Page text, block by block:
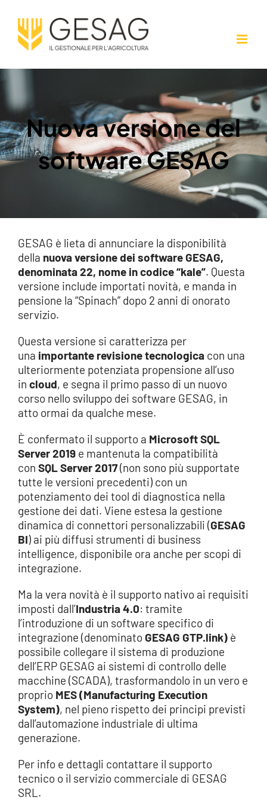
contenuto
Nuova versione del
software GESAG
GESAG è lieta di annunciare la disponibilità
della nuova versione dei software GESAG,
denominata 22, nome in codice “kale”. Questa
versione include importati novità, e manda in
pensione la “Spinach” dopo 2 anni di onorato
servizio.
Questa versione si caratterizza per
una importante revisione tecnologica con una
ulteriormente potenziata propensione all’uso
in cloud, e segna il primo passo di un nuovo
corso nello sviluppo dei software GESAG, in
atto ormai da qualche mese.
È confermato il supporto a Microsoft SQL
Server 2019 e mantenuta la compatibilità
con SQL Server 2017(non sono più supportate
tutte le versioni precedenti) con un
potenziamento dei tool di diagnostica nella
gestione dei dati. Viene estesa la gestione
dinamica di connettori personalizzabili (GESAG
BI) ai più diffusi strumenti di business
intelligence, disponibile ora anche per scopi di
integrazione.
Ma la vera novità è il supporto nativo ai requisiti
imposti dall’Industria 4.0: tramite
l’introduzione di un software specifico di
integrazione (denominatoGESAG GTP.link) è
possibile collegare il sistema di produzione
dell’ERP GESAG ai sistemi di controllo delle
macchine (SCADA), trasformandolo in un vero e
proprio MES (Manufacturing Execution
System), nel pieno rispetto dei principi previsti
dall’automazione industriale di ultima
generazione.
Per info e dettagli contattare il supporto
tecnico o il servizio commerciale di GESAG
SRL.